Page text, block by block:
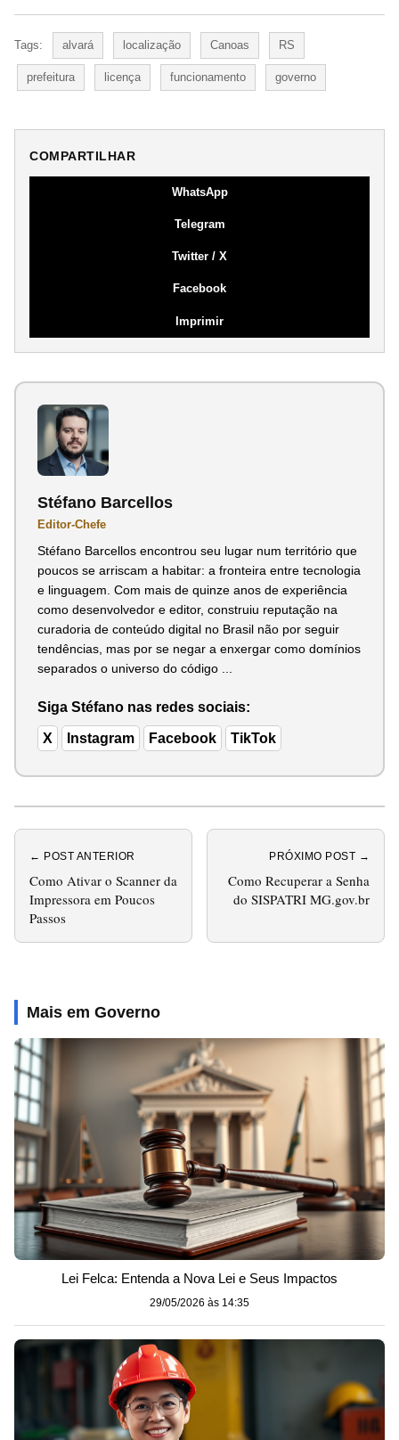
Tags: alvará localização Canoas RS
prefeitura licença funcionamento governo
COMPARTILHAR
WhatsApp
Telegram
Twitter / X
Facebook
Imprimir
Stéfano Barcellos
Editor-Chefe
Stéfano Barcellos encontrou seu lugar num território que
poucos se arriscam a habitar: a fronteira entre tecnologia
e linguagem. Com mais de quinze anos de experiência
como desenvolvedor e editor, construiu reputação na
curadoria de conteúdo digital no Brasil não por seguir
tendências, mas por se negar a enxergar como domínios
separados o universo do código ...
Siga Stéfano nas redes sociais:
X Instagram Facebook TikTok
← POST ANTERIOR
Como Ativar o Scanner da
Impressora em Poucos
Passos
PRÓXIMO POST →
Como Recuperar a Senha
do SISPATRI MG.gov.br
Mais em Governo
Lei Felca: Entenda a Nova Lei e Seus Impactos
29/05/2026 às 14:35